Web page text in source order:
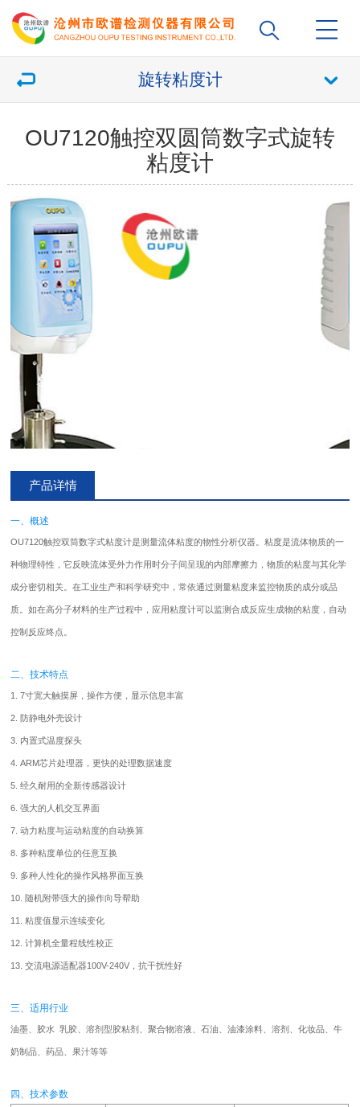
旋转粘度计
OU7120触控双圆筒数字式旋转
粘度计
产品详情
一、概述
OU7120触控双筒数字式粘度计是测量流体粘度的物性分析仪器。粘度是流体物质的一
种物理特性，它反映流体受外力作用时分子间呈现的内部摩擦力，物质的粘度与其化学
成分密切相关。在工业生产和科学研究中，常依通过测量粘度来监控物质的成分或品
质。如在高分子材料的生产过程中，应用粘度计可以监测合成反应生成物的粘度，自动
控制反应终点。
二、技术特点
1. 7寸宽大触摸屏，操作方便，显示信息丰富
2. 防静电外壳设计
3. 内置式温度探头
4. ARM芯片处理器，更快的处理数据速度
5. 经久耐用的全新传感器设计
6. 强大的人机交互界面
7. 动力粘度与运动粘度的自动换算
8. 多种粘度单位的任意互换
9. 多种人性化的操作风格界面互换
10. 随机附带强大的操作向导帮助
11. 粘度值显示连续变化
12. 计算机全量程线性校正
13. 交流电源适配器100V-240V，抗干扰性好
三、适用行业
油墨、胶水 乳胶、溶剂型胶粘剂、聚合物溶液、石油、油漆涂料、溶剂、化妆品、牛
奶制品、药品、果汁等等
四、技术参数